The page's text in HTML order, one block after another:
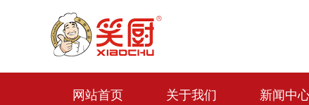
网站首页 关于我们 新闻中